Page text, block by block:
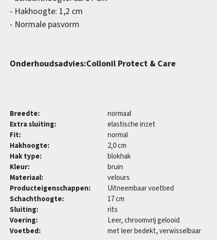
- Hakhoogte: 1,2 cm
- Normale pasvorm
Onderhoudsadvies:Collonil Protect & Care
Breedte:
normaal
Extra sluiting:
elastische inzet
Fit:
normal
Hakhoogte:
2,0 cm
Hak type:
blokhak
Kleur:
bruin
Materiaal:
velours
Producteigenschappen:
Uitneembaar voetbed
Schachthoogte:
17 cm
Sluiting:
rits
Voering:
Leer, chroomvrij gelooid
Voetbed:
met leer bedekt, verwisselbaar